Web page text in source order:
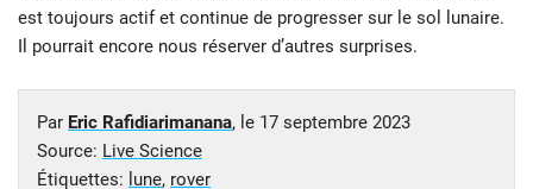
est toujours actif et continue de progresser sur le sol lunaire.
Il pourrait encore nous réserver d’autres surprises.
Par Eric Rafidiarimanana, le 17 septembre 2023
Source: Live Science
Étiquettes: lune, rover